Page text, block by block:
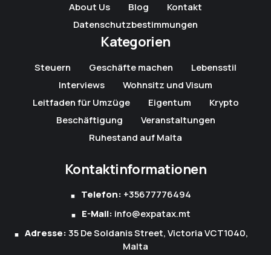
About Us Blog
Kontakt
Datenschutzbestimmungen
Kategorien
Steuern Geschäfte machen
Lebensstil
Interviews
Wohnsitz und Visum
Leitfaden für Umzüge
Eigentum
Krypto
Beschäftigung
Veranstaltungen
Ruhestand auf Malta
Kontaktinformationen
Telefon: +35677776494
E-Mail: info@expatax.mt
Adresse:35 De Soldanis Street, Victoria VCT1040,
Malta